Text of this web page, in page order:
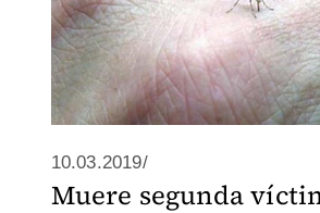
10.03.2019/
Muere segunda